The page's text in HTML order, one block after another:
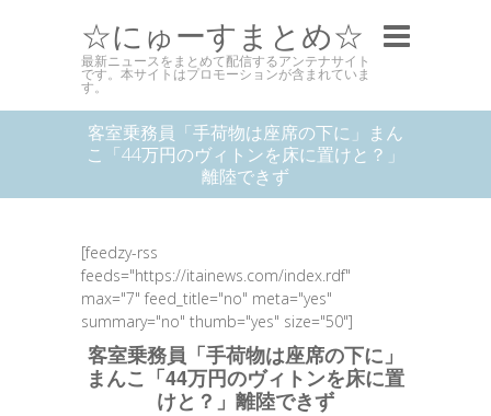
☆にゅーすまとめ☆
最新ニュースをまとめて配信するアンテナサイト
です。本サイトはプロモーションが含まれていま
す。
客室乗務員「手荷物は座席の下に」まん
こ「44万円のヴィトンを床に置けと？」
離陸できず
[feedzy-rss
feeds="https://itainews.com/index.rdf"
max="7" feed_title="no" meta="yes"
summary="no" thumb="yes" size="50"]
客室乗務員「手荷物は座席の下に」
まんこ「44万円のヴィトンを床に置
けと？」離陸できず